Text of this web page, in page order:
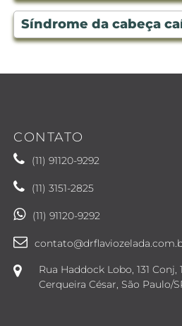
Síndrome da cabeça
CONTATO
(11) 91120-9292
(11) 3151-2825
(11) 91120-9292
Rua Haddock Lobo, 131 Conj,
Cerqueira César, São Paulo/